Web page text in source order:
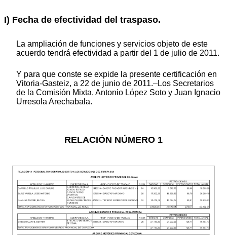
I) Fecha de efectividad del traspaso.
La ampliación de funciones y servicios objeto de este
acuerdo tendrá efectividad a partir del 1 de julio de 2011.
Y para que conste se expide la presente certificación en
Vitoria-Gasteiz, a 22 de junio de 2011.–Los Secretarios
de la Comisión Mixta, Antonio López Soto y Juan Ignacio
Urresola Arechabala.
RELACIÓN NÚMERO 1